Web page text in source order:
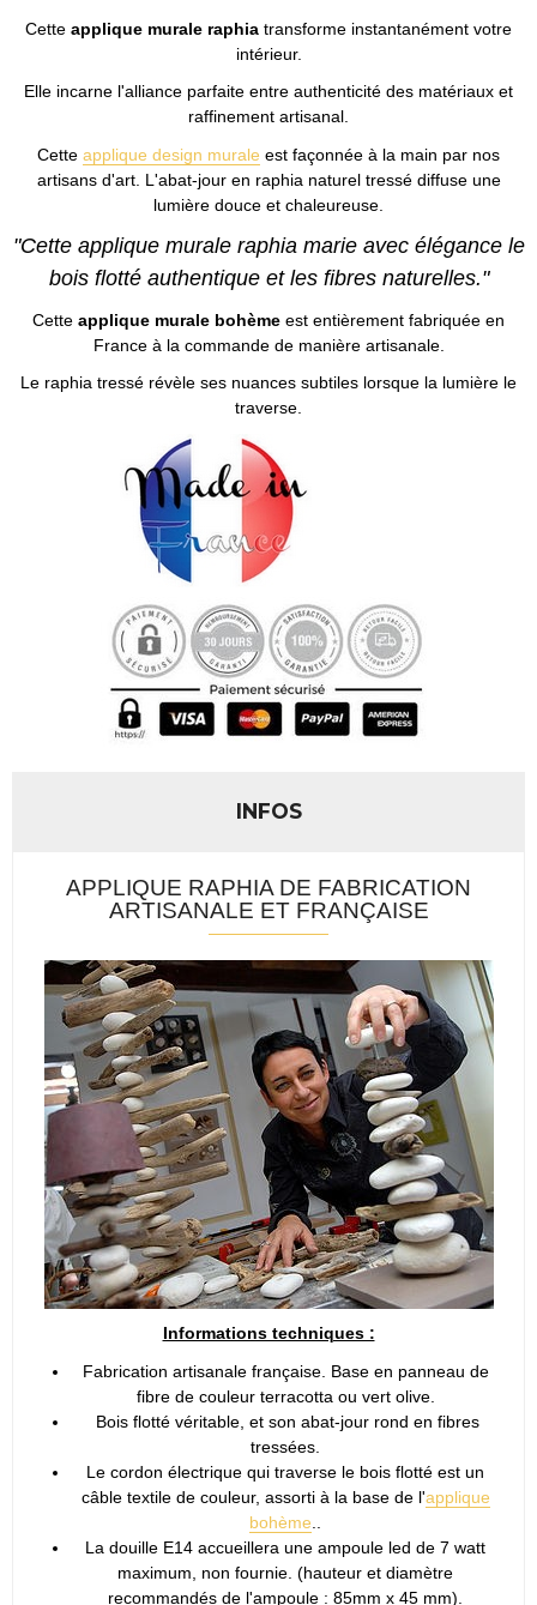
Cette applique murale raphia transforme instantanément votre
intérieur.
Elle incarne l'alliance parfaite entre authenticité des matériaux et
raffinement artisanal.
Cette applique design murale est façonnée à la main par nos
artisans d'art. L'abat-jour en raphia naturel tressé diffuse une
lumière douce et chaleureuse.
"Cette applique murale raphia marie avec élégance le
bois flotté authentique et les fibres naturelles."
Cette applique murale bohème est entièrement fabriquée en
France à la commande de manière artisanale.
Le raphia tressé révèle ses nuances subtiles lorsque la lumière le
traverse.
INFOS
APPLIQUE RAPHIA DE FABRICATION
ARTISANALE ET FRANÇAISE
Informations techniques :
Fabrication artisanale française. Base en panneau de
fibre de couleur terracotta ou vert olive.
Bois flotté véritable, et son abat-jour rond en fibres
tressées.
Le cordon électrique qui traverse le bois flotté est un
câble textile de couleur, assorti à la base de l'applique
bohème
La douille E14 accueillera une ampoule led de 7 watt
maximum, non fournie. (hauteur et diamètre
recommandés de l'ampoule : 85mm x 45 mm).